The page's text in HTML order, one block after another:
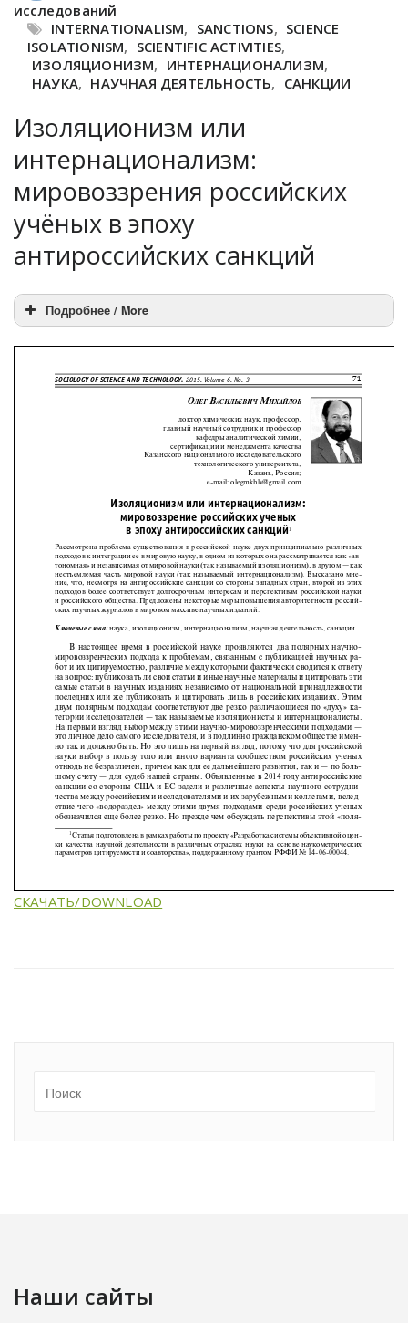
исследований
INTERNATIONALISM, SANCTIONS, SCIENCE
ISOLATIONISM, SCIENTIFIC ACTIVITIES,
ИЗОЛЯЦИОНИЗМ, ИНТЕРНАЦИОНАЛИЗМ,
НАУКА, НАУЧНАЯ ДЕЯТЕЛЬНОСТЬ, САНКЦИИ
Изоляционизм или
интернационализм:
мировоззрения российских
учёных в эпоху
антироссийских санкций
Подробнее / More
СКАЧАТЬ/DOWNLOAD
Наши сайты